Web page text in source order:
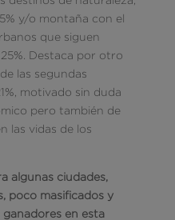
y/o montaña con el
que siguen
Destaca por otro
las segundas
motivado sin duda
pero también de
las vidas de los
algunas ciudades,
poco masificados y
en esta